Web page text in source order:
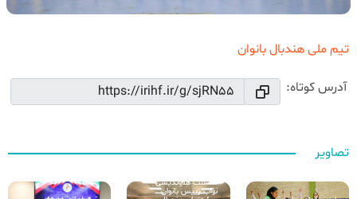
تیم ملی هندبال بانوان
آدرس کوتاه:
تصاویر
نشست هم‌اندیشی
نواب رییس بانوان